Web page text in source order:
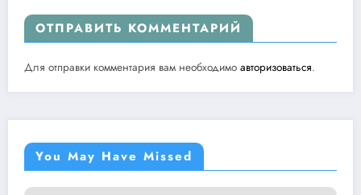
ОТПРАВИТЬ КОММЕНТАРИЙ
Для отправки комментария вам необходимо авторизоваться.
You May Have Missed